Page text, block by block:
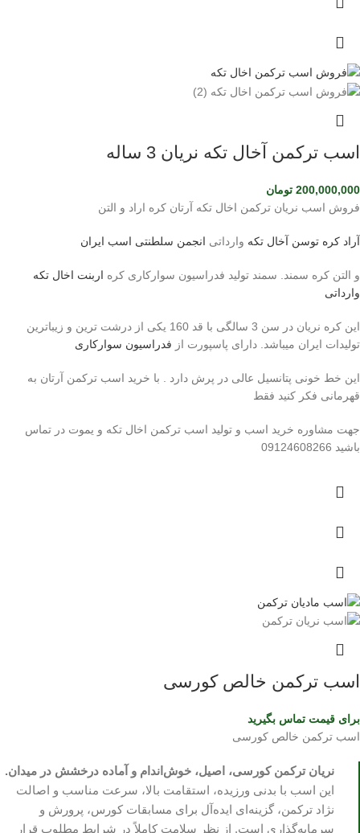
اسب ترکمن آخال تکه نریان 3 ساله
200,000,000 تومان
فروش اسب نریان ترکمن اخال تکه آرتان کره اراد و التن
آراد کره توسن آخال تکه وارداتی انجمن سلطنتی اسب ایران
و التن کره سمند. سمند تولید فدراسیون سوارکاری کره اربنت اخال تکه
وارداتی
این کره نریان در سن 3 سالگی با قد 160 یکی از درشت ترین و زیباترین
تولیدات ایران میباشد. دارای پاسپورت از فدراسیون سوارکاری
این خط خونی پتانسیل عالی در پرش دارد . با خرید اسب ترکمن آرتان به
قهرمانی فکر کنید فقط
جهت مشاوره خرید اسب و تولید اسب ترکمن اخال تکه و یموت در تماس
باشید 09124608266
اسب ترکمن خالص کورسی
برای قیمت تماس بگیرید
اسب ترکمن خالص کورسی
نریان ترکمن کورسی، اصیل، خوش‌اندام و آماده درخشش در میدان.
این اسب با بدنی ورزیده، استقامت بالا، سرعت مناسب و اصالت
نژاد ترکمن، گزینه‌ای ایده‌آل برای مسابقات کورس، پرورش و
سرمایه‌گذاری است. از نظر سلامت کاملاً در شرایط مطلوب قرار